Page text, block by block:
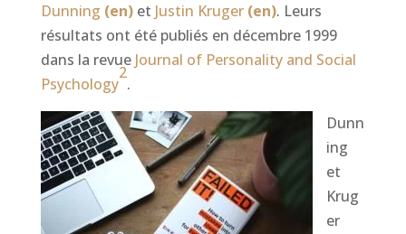
Dunning (en)et Justin Kruger (en). Leurs
résultats ont été publiés en décembre 1999
dans la revue Journal of Personality and Social
Psychology
2
.
Dunn
ing
et
Krug
er